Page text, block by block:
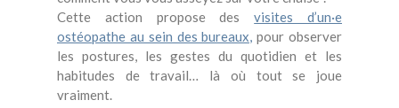
Cette action propose desvisites d’un·e
ostéopathe au sein des bureaux, pour observer
les postures, les gestes du quotidien et les
habitudes de travail… là où tout se joue
vraiment.